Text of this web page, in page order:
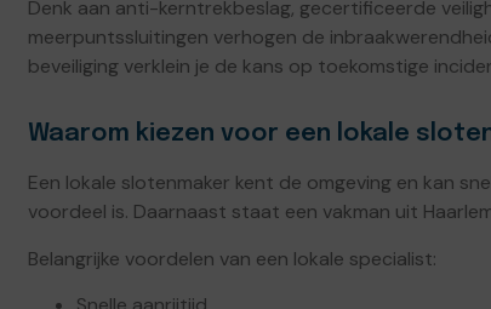
Denk aan anti-kerntrekbeslag, gecertificeerde
meerpuntssluitingen verhogen de
beveiliging verklein je de kans op toekomstige
Waarom kiezen voor een lokale
Een lokale slotenmaker kent de omgeving en kan
voordeel is. Daarnaast staat een vakman uit
Belangrijke voordelen van een lokale specialist: